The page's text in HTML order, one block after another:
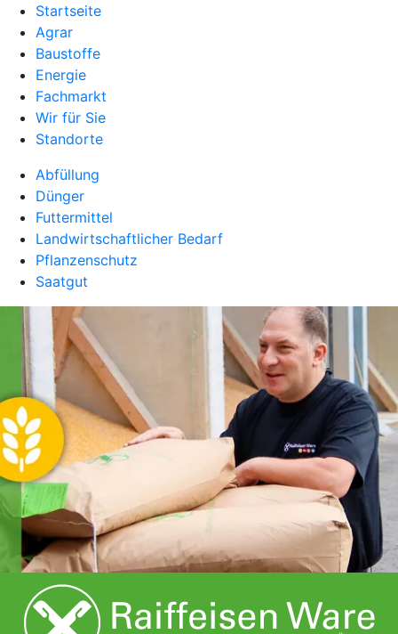
Startseite
Agrar
Baustoffe
Energie
Fachmarkt
Wir für Sie
Standorte
Abfüllung
Dünger
Futtermittel
Landwirtschaftlicher Bedarf
Pflanzenschutz
Saatgut